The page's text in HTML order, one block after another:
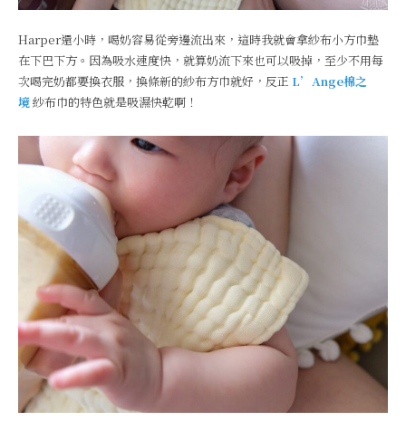
Harper還小時，喝奶容易從旁邊流出來，這時我就會拿紗布小方巾墊
在下巴下方。因為吸水速度快，就算奶流下來也可以吸掉，至少不用每
次喝完奶都要換衣服，換條新的紗布方巾就好，反正 L’Ange棉之
境紗布巾的特色就是吸濕快乾啊！